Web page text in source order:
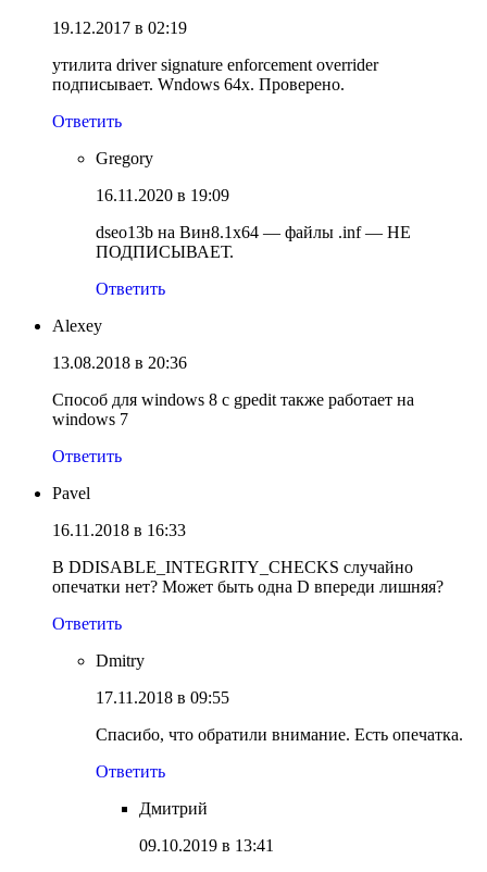
19.12.2017 в 02:19
утилита driver signature enforcement overrider
подписывает. Wndows 64x. Проверено.
Ответить
Gregory
16.11.2020 в 19:09
dseo13b на Вин8.1х64 — файлы .inf — НЕ
ПОДПИСЫВАЕТ.
Ответить
Alexey
13.08.2018 в 20:36
Способ для windows 8 с gpedit также работает на
windows 7
Ответить
Pavel
16.11.2018 в 16:33
В DDISABLE_INTEGRITY_CHECKS случайно
опечатки нет? Может быть одна D впереди лишняя?
Ответить
Dmitry
17.11.2018 в 09:55
Спасибо, что обратили внимание. Есть опечатка.
Ответить
Дмитрий
09.10.2019 в 13:41